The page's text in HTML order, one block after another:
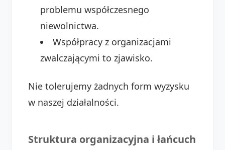
problemu współczesnego
niewolnictwa.
Współpracy z organizacjami
zwalczającymi to zjawisko.
Nie tolerujemy żadnych form wyzysku
w naszej działalności.
Struktura organizacyjna i łańcuch